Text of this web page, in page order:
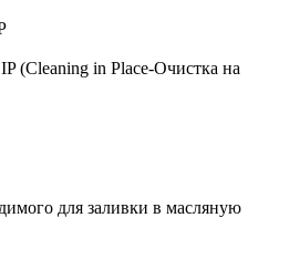
(Cleaning in Place-Очистка на
для заливки в масляную